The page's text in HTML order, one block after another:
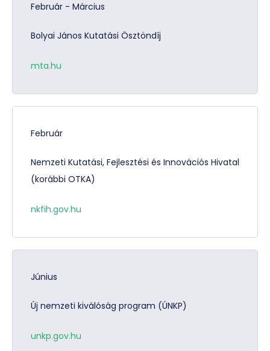
Február - Március
Bolyai János Kutatási Ösztöndíj
mta.hu
Február
Nemzeti Kutatási, Fejlesztési és Innovációs Hivatal
(korábbi OTKA)
nkfih.gov.hu
Június
Új nemzeti kiválóság program (ÚNKP)
unkp.gov.hu